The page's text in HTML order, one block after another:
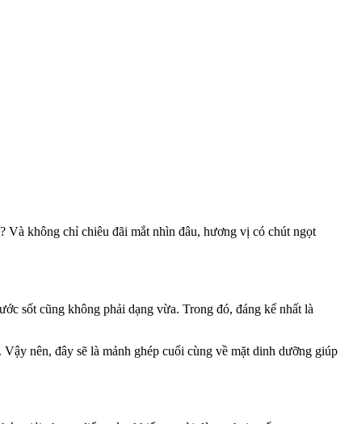
Và không chỉ chiêu đãi mắt nhìn đâu, hương vị có chút ngọt
sốt cũng không phải dạng vừa. Trong đó, đáng kể nhất là
nên, đây sẽ là mảnh ghép cuối cùng về mặt dinh dưỡng giúp